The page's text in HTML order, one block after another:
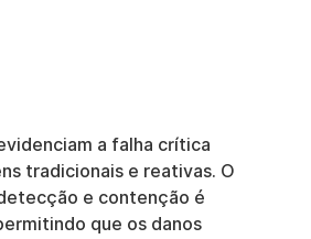
a falha crítica
tradicionais e reativas. O
e contenção é
que os danos